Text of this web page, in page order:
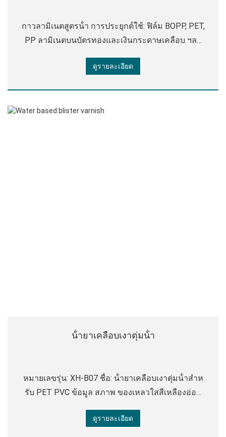
กาวลามิเนตสูตรน้ํา การประยุกต์ใช้: ฟิล์ม BOPP, PET,
PP ลามิเนตบนบัตรทองและเงินกระดาษเคลือบ ฯลฯ
กระเป๋าถือกระดาษและแพคเกจคุณภาพสูงอื่น ๆ ดัชนี
ดูรายละเอียด
น้ํายาเคลือบเงาตุ่มน้ํา
หมายเลขรุ่น: XH-B07 ชื่อ: น้ํายาเคลือบเงาตุ่มน้ําสําห
รับ PET PVC ข้อมูล สภาพ ของเหลวใสสีเหลืองอ่อน
ค่า PH 6.5-7.5
ดูรายละเอียด